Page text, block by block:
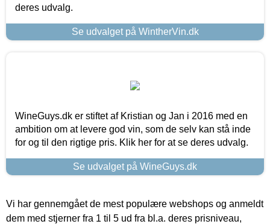
deres udvalg.
Se udvalget på WintherVin.dk
WineGuys.dk er stiftet af Kristian og Jan i 2016 med en
ambition om at levere god vin, som de selv kan stå inde
for og til den rigtige pris. Klik her for at se deres udvalg.
Se udvalget på WineGuys.dk
Vi har gennemgået de mest populære webshops og anmeldt
dem med stjerner fra 1 til 5 ud fra bl.a. deres prisniveau,